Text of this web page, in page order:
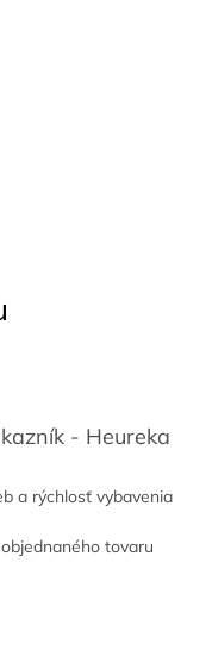
- Heureka
a rýchlosť vybavenia
tovaru